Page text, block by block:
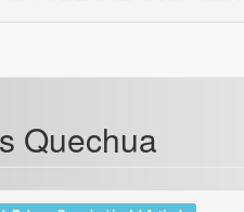
Quechua